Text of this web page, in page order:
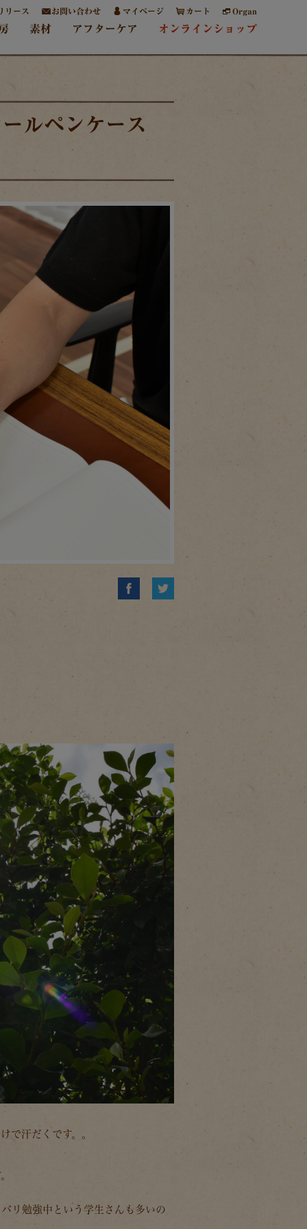
リース お問い合わせ マイページ カート Organ
素材 アフターケア オンラインショップ
ルペンケース
で汗だくです。。
リ勉強中という学生さんも多いの